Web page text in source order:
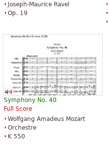
Joseph-Maurice Ravel
Op. 19
Symphony No. 40
Full Score
Wolfgang Amadeus Mozart
Orchestre
K 550